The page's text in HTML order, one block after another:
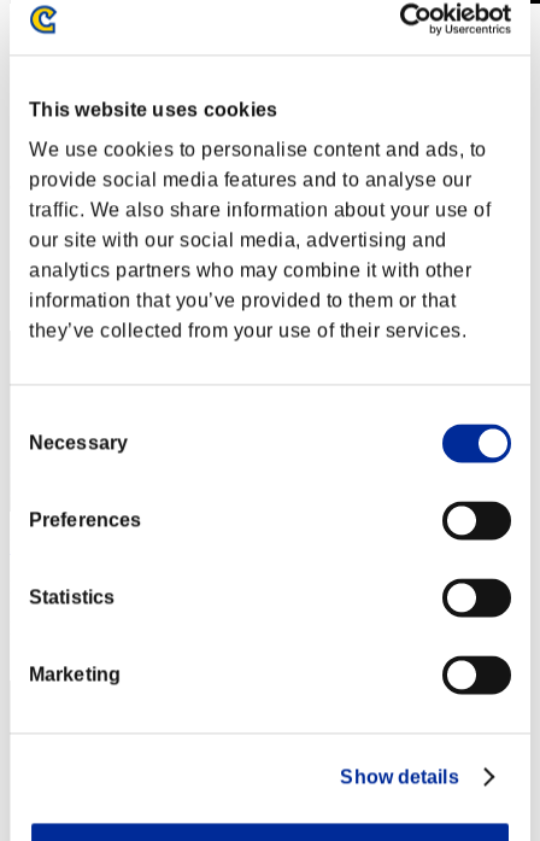
This website uses cookies
We use cookies to personalise content and ads, to
provide social media features and to analyse our
traffic. We also share information about your use of
our site with our social media, advertising and
analytics partners who may combine it with other
information that you’ve provided to them or that
they’ve collected from your use of their services.
Selection
Necessary
Preferences
Statistics
Marketing
Show details
Sfida limitata per livello N. 378
11.12.2018 15:00 (JST) - 17.12.2018 15:00 (JST)
Singolo
Co-op
(Le classifiche sono aggiornate ogni 6 ore)
Classifiche
Posizione
171
Punteggio:Lv:100/05'30"20